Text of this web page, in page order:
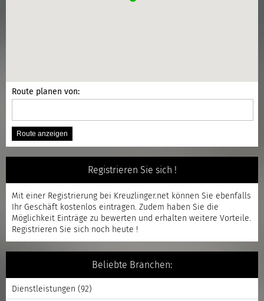
Route planen von:
Registrieren Sie sich !
Mit einer Registrierung bei Kreuzlinger.net können Sie ebenfalls
Ihr Geschäft kostenlos eintragen. Zudem haben Sie die
Möglichkeit Einträge zu bewerten und erhalten weitere Vorteile.
Registrieren Sie sich noch heute !
Beliebte Branchen:
Dienstleistungen (92)